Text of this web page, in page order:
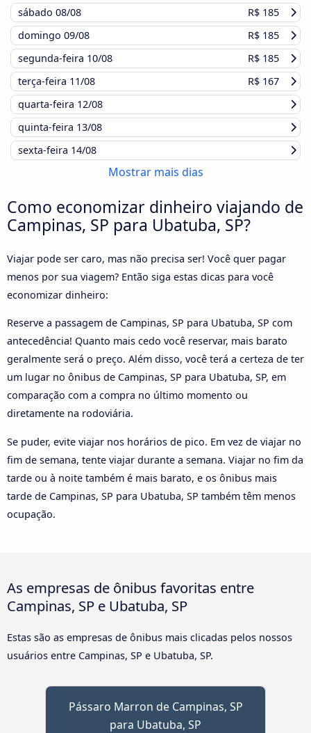
sábado 08/08
R$ 185
domingo 09/08
R$ 185
segunda-feira 10/08
R$ 185
terça-feira 11/08
R$ 167
quarta-feira 12/08
quinta-feira 13/08
sexta-feira 14/08
Mostrar mais dias
Como economizar dinheiro viajando de
Campinas, SP para Ubatuba, SP?
Viajar pode ser caro, mas não precisa ser! Você quer pagar
menos por sua viagem? Então siga estas dicas para você
economizar dinheiro:
Reserve a passagem de Campinas, SP para Ubatuba, SP com
antecedência! Quanto mais cedo você reservar, mais barato
geralmente será o preço. Além disso, você terá a certeza de ter
um lugar no ônibus de Campinas, SP para Ubatuba, SP, em
comparação com a compra no último momento ou
diretamente na rodoviária.
Se puder, evite viajar nos horários de pico. Em vez de viajar no
fim de semana, tente viajar durante a semana. Viajar no fim da
tarde ou à noite também é mais barato, e os ônibus mais
tarde de Campinas, SP para Ubatuba, SP também têm menos
ocupação.
As empresas de ônibus favoritas entre
Campinas, SP e Ubatuba, SP
Estas são as empresas de ônibus mais clicadas pelos nossos
usuários entre Campinas, SP e Ubatuba, SP.
Pássaro Marron de Campinas, SP
para Ubatuba, SP